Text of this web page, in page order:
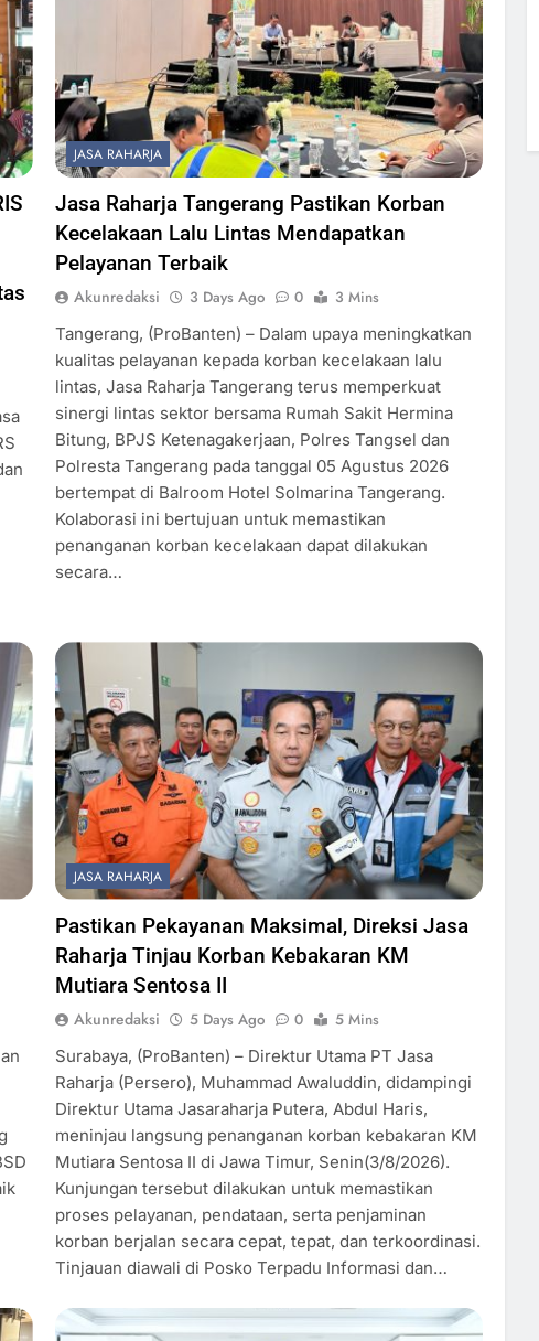
JASA RAHARJA
Jasa Raharja Tangerang Pastikan Korban
Kecelakaan Lalu Lintas Mendapatkan
Pelayanan Terbaik
Akunredaksi 3 Days Ago 0
3 Mins
Tangerang, (ProBanten) – Dalam upaya meningkatkan
kualitas pelayanan kepada korban kecelakaan lalu
lintas, Jasa Raharja Tangerang terus memperkuat
sinergi lintas sektor bersama Rumah Sakit Hermina
Bitung, BPJS Ketenagakerjaan, Polres Tangsel dan
Polresta Tangerang pada tanggal 05 Agustus 2026
bertempat di Balroom Hotel Solmarina Tangerang.
Kolaborasi ini bertujuan untuk memastikan
penanganan korban kecelakaan dapat dilakukan
secara…
JASA RAHARJA
Pastikan Pekayanan Maksimal, Direksi Jasa
Raharja Tinjau Korban Kebakaran KM
Mutiara Sentosa II
Akunredaksi 5 Days Ago 0
5 Mins
Surabaya, (ProBanten) – Direktur Utama PT Jasa
Raharja (Persero), Muhammad Awaluddin, didampingi
Direktur Utama Jasaraharja Putera, Abdul Haris,
meninjau langsung penanganan korban kebakaran KM
Mutiara Sentosa II di Jawa Timur, Senin(3/8/2026).
Kunjungan tersebut dilakukan untuk memastikan
proses pelayanan, pendataan, serta penjaminan
korban berjalan secara cepat, tepat, dan terkoordinasi.
Tinjauan diawali di Posko Terpadu Informasi dan…